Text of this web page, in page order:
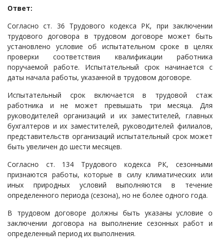
Некоммерческие организации
Исполнительное производство
Судопроизводство
Ответы государственных органов
Ответ:
Согласно ст. 36 Трудового кодекса РК, при заключении
трудового договора в трудовом договоре может быть
установлено условие об испытательном сроке в целях
проверки соответствия квалификации работника
поручаемой работе. Испытательный срок начинается с
даты начала работы, указанной в трудовом договоре.
Испытательный срок включается в трудовой стаж
работника и не может превышать три месяца. Для
руководителей организаций и их заместителей, главных
бухгалтеров и их заместителей, руководителей филиалов,
представительств организаций испытательный срок может
быть увеличен до шести месяцев.
Согласно ст. 134 Трудового кодекса РК, сезонными
признаются работы, которые в силу климатических или
иных природных условий выполняются в течение
определенного периода (сезона), но не более одного года.
В трудовом договоре должны быть указаны условие о
заключении договора на выполнение сезонных работ и
определенный период их выполнения.